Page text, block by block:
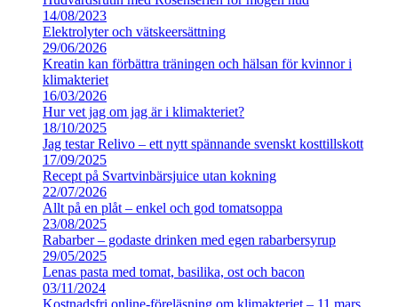
14/08/2023
Elektrolyter och vätskeersättning
29/06/2026
Kreatin kan förbättra träningen och hälsan för kvinnor i
klimakteriet
16/03/2026
Hur vet jag om jag är i klimakteriet?
18/10/2025
Jag testar Relivo – ett nytt spännande svenskt kosttillskott
17/09/2025
Recept på Svartvinbärsjuice utan kokning
22/07/2026
Allt på en plåt – enkel och god tomatsoppa
23/08/2025
Rabarber – godaste drinken med egen rabarbersyrup
29/05/2025
Lenas pasta med tomat, basilika, ost och bacon
03/11/2024
Kostnadsfri online-föreläsning om klimakteriet – 11 mars